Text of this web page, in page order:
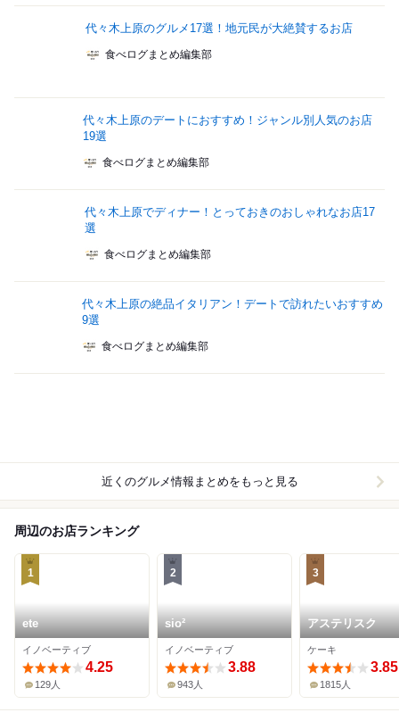
代々木上原のグルメ17選！地元民が大絶賛するお店
食べログまとめ編集部
代々木上原のデートにおすすめ！ジャンル別人気のお店
19選
食べログまとめ編集部
代々木上原でディナー！とっておきのおしゃれなお店17
選
食べログまとめ編集部
代々木上原の絶品イタリアン！デートで訪れたいおすすめ
9選
食べログまとめ編集部
近くのグルメ情報まとめをもっと見る
周辺のお店ランキング
1
ete
イノベーティブ
4.25
129人
2
sio²
イノベーティブ
3.88
943人
3
アステリスク
ケーキ
3.85
1815人